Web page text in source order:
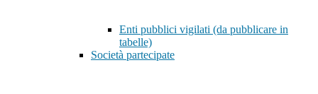
Enti pubblici vigilati (da pubblicare in
tabelle)
Società partecipate